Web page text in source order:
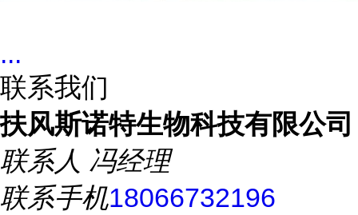
...
联系我们
扶风斯诺特生物科技有限公司
联系人 冯经理
联系手机18066732196